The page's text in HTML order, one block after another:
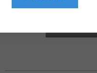
Clean Body